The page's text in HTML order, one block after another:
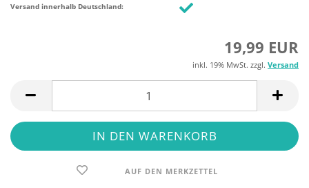
Versand innerhalb Deutschland:
19,99 EUR
inkl. 19% MwSt. zzgl. Versand
AUF DEN MERKZETTEL